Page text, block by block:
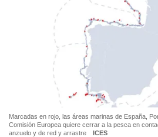
Marcadas en rojo, las áreas marinas de España,
Comisión Europea quiere cerrar a la pesca en
anzuelo y de red y arrastre
ICES